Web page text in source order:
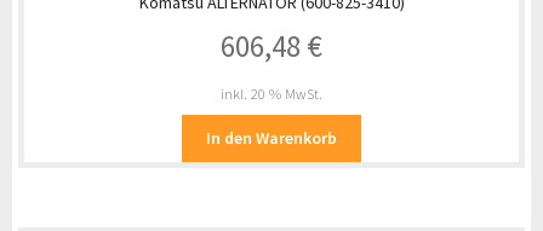
606,48 €
inkl. 20 % MwSt.
In den Warenkorb